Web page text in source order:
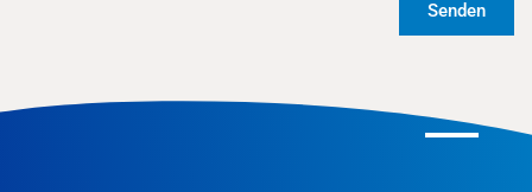
Senden